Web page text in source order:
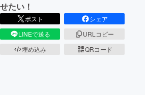
CAMPFIRE for Social Good
CAMPFIREふるさと納税
せたい！
ポスト
シェア
LINEで送る
URLコピー
埋め込み
QRコード